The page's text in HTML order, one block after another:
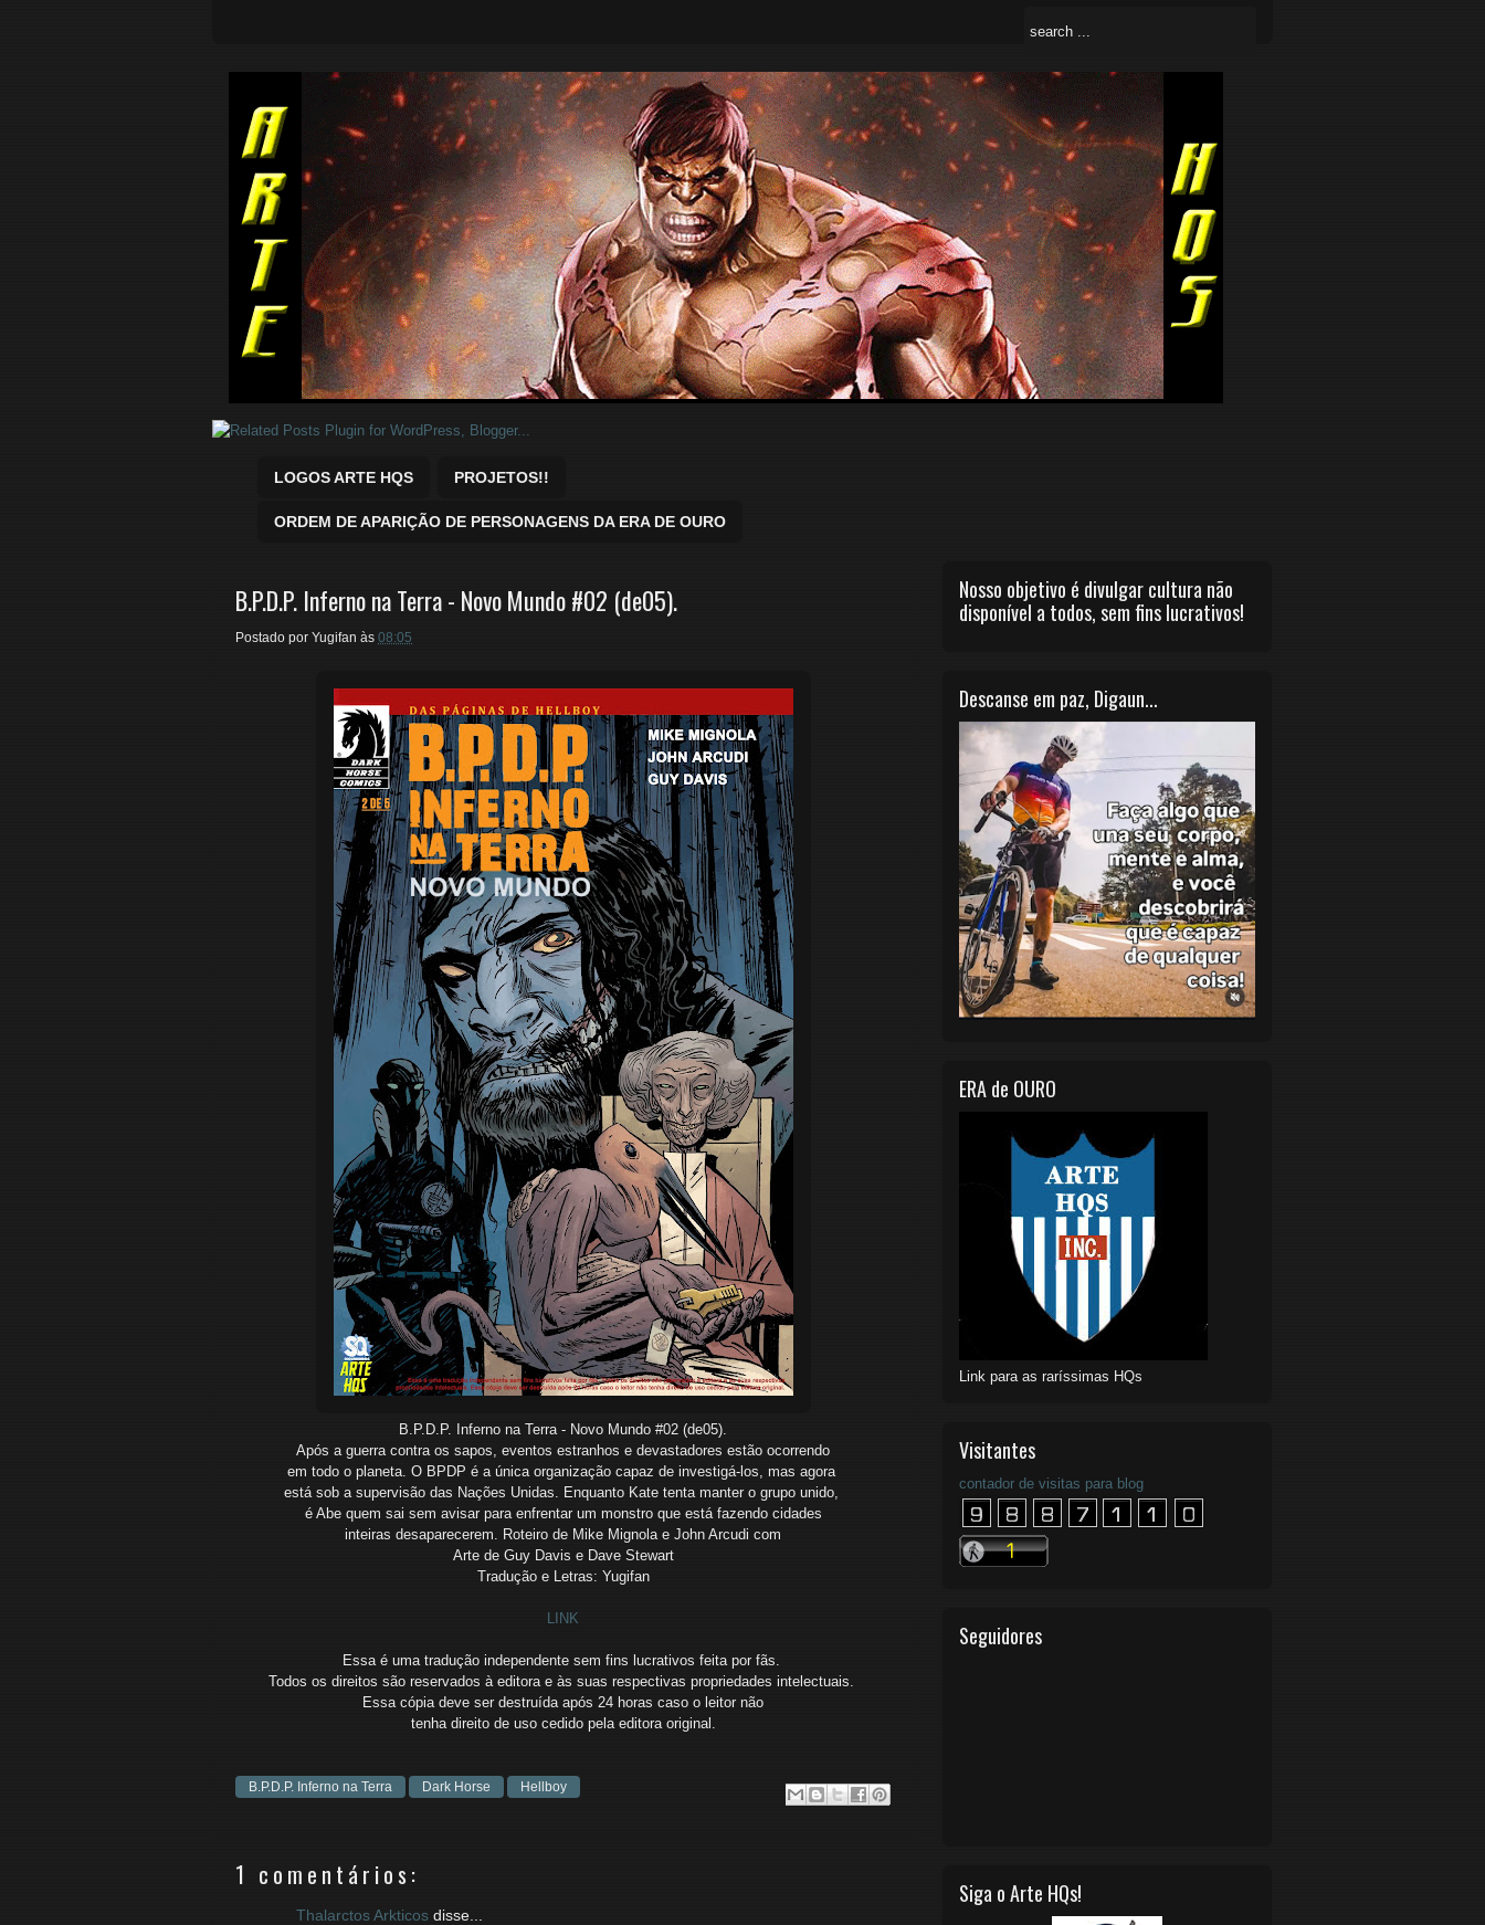
Quadrinhos Marvel e DC para baixar.
LOGOS ARTE HQS PROJETOS!!
ORDEM DE APARIÇÃO DE PERSONAGENS DA ERA DE OURO
B.P.D.P. Inferno na Terra - Novo Mundo #02 (de05).
Postado por Yugifan às 08:05
B.P.D.P. Inferno na Terra - Novo Mundo #02 (de05).
Após a guerra contra os sapos, eventos estranhos e devastadores estão ocorrendo
em todo o planeta. O BPDP é a única organização capaz de investigá-los, mas agora
está sob a supervisão das Nações Unidas. Enquanto Kate tenta manter o grupo unido,
é Abe quem sai sem avisar para enfrentar um monstro que está fazendo cidades
inteiras desaparecerem. Roteiro de Mike Mignola e John Arcudi com
Arte de Guy Davis e Dave Stewart
Tradução e Letras: Yugifan
LINK
Essa é uma tradução independente sem fins lucrativos feita por fãs.
Todos os direitos são reservados à editora e às suas respectivas propriedades intelectuais.
Essa cópia deve ser destruída após 24 horas caso o leitor não
tenha direito de uso cedido pela editora original.
B.P.D.P. Inferno na Terra Dark Horse Hellboy
1 comentários:
Thalarctos Arkticos disse...
Nosso objetivo é divulgar cultura não
disponível a todos, sem fins lucrativos!
Descanse em paz, Digaun...
ERA de OURO
Link para as raríssimas HQs
Visitantes
contador de visitas para blog
Seguidores
Siga o Arte HQs!